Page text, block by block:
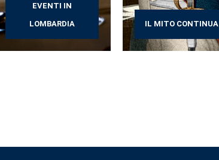
EVENTI IN
LOMBARDIA
IL MITO CONTINUA